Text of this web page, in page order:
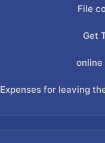
File
Get
online
Expenses for leaving